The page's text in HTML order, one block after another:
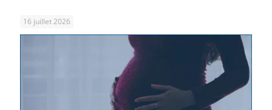
16 juillet 2026